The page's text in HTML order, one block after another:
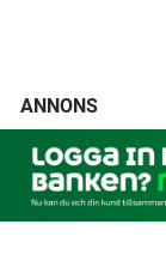
ANNONS